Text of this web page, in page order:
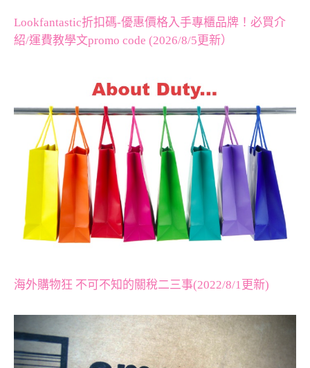
Lookfantastic折扣碼-優惠價格入手專櫃品牌！必買介
紹/運費教學文promo code (2026/8/5更新）
海外購物狂 不可不知的關稅二三事(2022/8/1更新)